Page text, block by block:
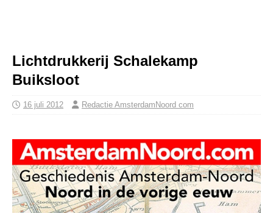
Lichtdrukkerij Schalekamp
Buiksloot
16 juli 2012 Redactie AmsterdamNoord com